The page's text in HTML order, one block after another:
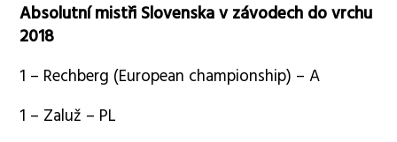
Absolutní mistři Slovenska v závodech do vrchu
2018
1 – Rechberg (European championship) – A
1 – Zaluž – PL